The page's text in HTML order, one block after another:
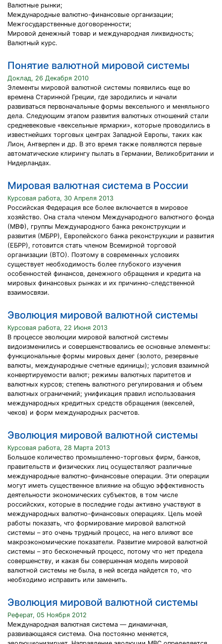
Валютные рынки;
Международные валютно-финансовые организации;
Межгосударственные договоренности;
Мировой денежный товар и международная ликвидность;
Валютный курс.
Понятие валютной мировой системы
Доклад, 26 Декабря 2010
Элементы мировой валютной системы появились еще во
времена Старинной Греции, где зародились и начали
развиваться первоначальные формы вексельного и меняльного
дела. Следующим этапом развития валютных отношений стали
средневековые «вексельные ярмарки», которые проводились в
известнейших торговых центрах Западной Европы, таких как
Лион, Антверпен и др. В это время также появляются первые
автоматические клирингу пылать в Германии, Великобритании и
Нидерландах.
Мировая валютная система в России
Курсовая работа, 30 Апреля 2013
Российская Федерация все более включается в мировое
хозяйство. Она стала членом Международного валютного фонда
(МВФ), группы Международного банка реконструкции и
развития (МБРР), Европейского банка реконструкции и развития
(ЕБРР), готовится стать членом Всемирной торговой
организации (ВТО). Поэтому в современных условиях
существует необходимость более глубокого изучения
особенностей финансов, денежного обращения и кредита на
мировых финансовых рынках и их причинно-следственной
взаимосвязи.
Эволюция мировой валютной системы
Курсовая работа, 22 Июня 2013
В процессе эволюции мировой валютной системы
видоизменились и совершенствовались ее основные элементы:
функциональные формы мировых денег (золото, резервные
валюты, международные счетные единицы); условия взаимной
конвертируемости валют; режимы валютных паритетов и
валютных курсов; степень валютного регулирования и объем
валютных ограничений; унификация правил использования
международных кредитных средств обращения (векселей,
чеков) и форм международных расчетов.
Эволюция мировой валютной системы
Курсовая работа, 28 Марта 2013
Большое количество промышленно-торговых фирм, банков,
правительств и физических лиц осуществляют различные
международные валютно-финансовые операции. Эти операции
могут иметь существенное влияние на общую эффективность
деятельности экономических субъектов, в том числе
российских, которые в последние годы активно участвуют в
международных валютно-финансовых операциях. Цель моей
работы показать, что формирование мировой валютной
системы – это очень трудный процесс, на него влияют все
макроэкономические показатели. Развитие мировой валютной
системы – это бесконечный процесс, потому что нет предела
совершенству, и какая бы совершенная модель мировой
валютной системы не была, в ней всегда найдется то, что
необходимо исправить или заменить.
Эволюция мировой валютной системы
Реферат, 05 Ноября 2012
Международная валютная система — динамичная,
развивающаяся система. Она постоянно меняется,